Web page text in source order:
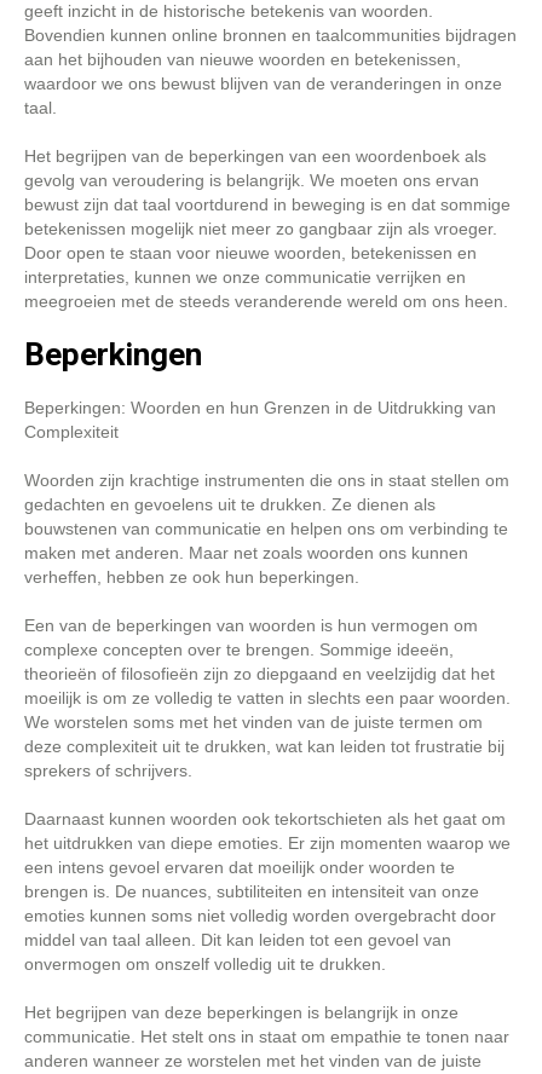
geeft inzicht in de historische betekenis van woorden.
Bovendien kunnen online bronnen en taalcommunities bijdragen
aan het bijhouden van nieuwe woorden en betekenissen,
waardoor we ons bewust blijven van de veranderingen in onze
taal.
Het begrijpen van de beperkingen van een woordenboek als
gevolg van veroudering is belangrijk. We moeten ons ervan
bewust zijn dat taal voortdurend in beweging is en dat sommige
betekenissen mogelijk niet meer zo gangbaar zijn als vroeger.
Door open te staan voor nieuwe woorden, betekenissen en
interpretaties, kunnen we onze communicatie verrijken en
meegroeien met de steeds veranderende wereld om ons heen.
Beperkingen
Beperkingen: Woorden en hun Grenzen in de Uitdrukking van
Complexiteit
Woorden zijn krachtige instrumenten die ons in staat stellen om
gedachten en gevoelens uit te drukken. Ze dienen als
bouwstenen van communicatie en helpen ons om verbinding te
maken met anderen. Maar net zoals woorden ons kunnen
verheffen, hebben ze ook hun beperkingen.
Een van de beperkingen van woorden is hun vermogen om
complexe concepten over te brengen. Sommige ideeën,
theorieën of filosofieën zijn zo diepgaand en veelzijdig dat het
moeilijk is om ze volledig te vatten in slechts een paar woorden.
We worstelen soms met het vinden van de juiste termen om
deze complexiteit uit te drukken, wat kan leiden tot frustratie bij
sprekers of schrijvers.
Daarnaast kunnen woorden ook tekortschieten als het gaat om
het uitdrukken van diepe emoties. Er zijn momenten waarop we
een intens gevoel ervaren dat moeilijk onder woorden te
brengen is. De nuances, subtiliteiten en intensiteit van onze
emoties kunnen soms niet volledig worden overgebracht door
middel van taal alleen. Dit kan leiden tot een gevoel van
onvermogen om onszelf volledig uit te drukken.
Het begrijpen van deze beperkingen is belangrijk in onze
communicatie. Het stelt ons in staat om empathie te tonen naar
anderen wanneer ze worstelen met het vinden van de juiste